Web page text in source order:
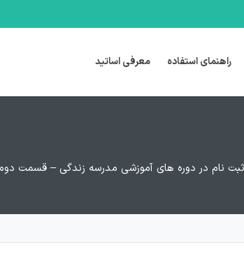
راهنمای استفاده معرفی اساتید
نام در دوره های آموزشی مدرسه زندگی – قسمت